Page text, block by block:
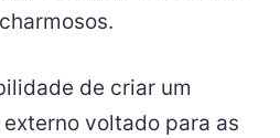
de criar um
voltado para as